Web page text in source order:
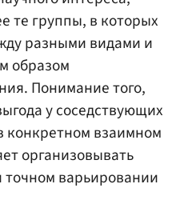
те группы, в которых
разными видами и
образом
Понимание того,
у соседствующих
конкретном взаимном
организовывать
варьировании